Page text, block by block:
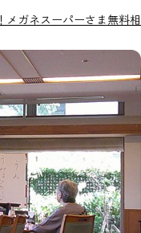
メガネスーパーさま無料相